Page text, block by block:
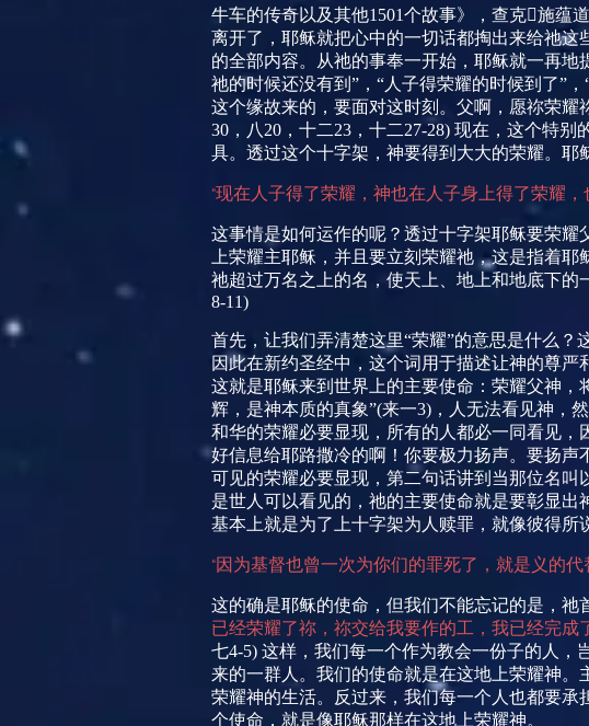
牛车的传奇以及其他1501个故事》，查克施蕴
离开了，耶稣就把心中的一切话都掏出来给祂
的全部内容。从祂的事奉一开始，耶稣就一再地
祂的时候还没有到”，“人子得荣耀的时候到了”
这个缘故来的，要面对这时刻。父啊，愿祢荣耀
30 ，八 20 ，十二23 ，十二27-28) 现在，这个特别
具。透过这个十字架，神要得到大大的荣耀。耶
“现在人子得了荣耀，神也在人子身上得了荣耀
这事情是如何运作的呢？透过十字架耶稣要荣
上荣耀主耶稣，并且要立刻荣耀祂，这是指着
祂超过万名之上的名，使天上、地上和地底下的
8-11)
首先，让我们弄清楚这里“荣耀”的意思是什么？
因此在新约圣经中，这个词用于描述让神的尊
这就是耶稣来到世界上的主要使命：荣耀父神
辉，是神本质的真象”(来一3) ，人无法看见神，
和华的荣耀必要显现，所有的人都必一同看见，
好信息给耶路撒冷的啊！你要极力扬声。要扬声
可见的荣耀必要显现，第二句话讲到当那位名
是世人可以看见的，祂的主要使命就是要彰显出
基本上就是为了上十字架为人赎罪，就像彼得所
“因为基督也曾一次为你们的罪死了，就是义的
这的确是耶稣的使命，但我们不能忘记的是，祂
已经荣耀了祢，祢交给我要作的工，我已经完
七4-5) 这样，我们每一个作为教会一份子的人，
来的一群人。我们的使命就是在这地上荣耀神
荣耀神的生活。反过来，我们每一个人也都要
个使命，就是像耶稣那样在这地上荣耀神。